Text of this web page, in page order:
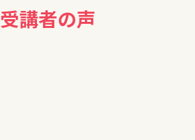
受講者の声